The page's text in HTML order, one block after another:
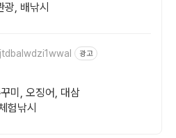
, 배낚시
광고
미, 오징어, 대삼
험낚시